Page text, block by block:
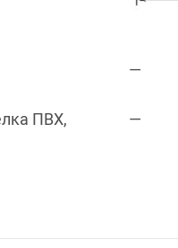
—
ПВХ,
—